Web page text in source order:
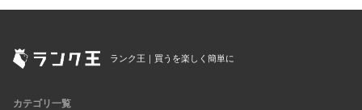
ランク王｜買うを楽しく簡単に
カテゴリ一覧